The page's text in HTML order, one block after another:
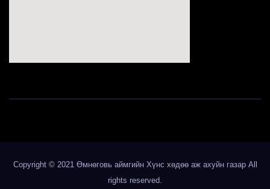
Copyright © 2021 Өмнөговь аймгийн Хүнс хөдөө аж ахуйн газар All
rights reserved.